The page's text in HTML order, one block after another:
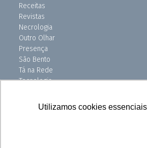
Utilizamos cookies
Receitas
Revistas
Necrologia
Outro Olhar
Presença
São Bento
Tá na Rede
Tecnologia
Uniso Ciência